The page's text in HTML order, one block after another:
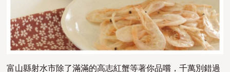
富山縣射水市除了滿滿的高志紅蟹等著你品嚐，千萬別錯過